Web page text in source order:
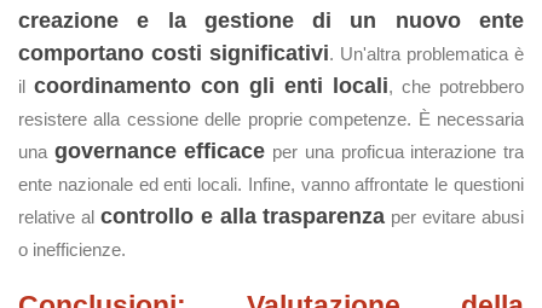
creazione e la gestione di un nuovo ente
comportano costi significativi. Un'altra problematica è
il coordinamento con gli enti locali, che potrebbero
resistere alla cessione delle proprie competenze. È necessaria
una governance efficace per una proficua interazione tra
ente nazionale ed enti locali. Infine, vanno affrontate le questioni
relative al controllo e alla trasparenza per evitare abusi
o inefficienze.